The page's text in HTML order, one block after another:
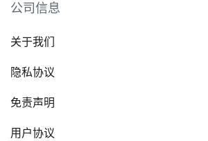
公司信息
关于我们
隐私协议
免责声明
用户协议